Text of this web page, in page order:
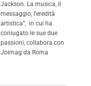
Jackson. La musica, il
messaggio, l’eredità
artistica”, in cui ha
coniugato le sue due
passioni, collabora con
Joimag da Roma